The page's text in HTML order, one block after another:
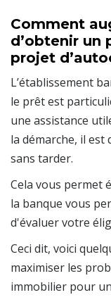
Comment
d’obtenir un
projet
L’établissement
le prêt est
une assistance
la démarche, il est
sans tarder.
Cela vous permet
la banque vous
d'évaluer votre
Ceci dit, voici
maximiser les
immobilier pour